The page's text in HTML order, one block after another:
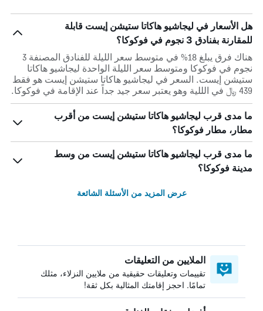
هل الأسعار في ليجاشيو هاكاتا ستيشن إيست قابلة
للمقارنة بفنادق 3 نجوم في فوكوكا؟
هناك فرق يبلغ 18% في متوسط ​​سعر الليلة للفنادق المصنفة 3
نجوم في فوكوكا ومتوسط ​​سعر الليلة الواحدة ليجاشيو هاكاتا
ستيشن إيست. السعر في ليجاشيو هاكاتا ستيشن إيست هو فقط
439 ﷼ في الللية وهو يعتبر سعر جيد جداً عند الإقامة في فوكوكا.
ما مدى قرب ليجاشيو هاكاتا ستيشن إيست من أقرب
مطار، مطار فوكوكا؟
ما مدى قرب ليجاشيو هاكاتا ستيشن إيست من وسط
مدينة فوكوكا؟
عرض المزيد من الأسئلة الشائعة
الملايين من التعليقات
تقييمات وتعليقات حقيقية من ملايين النزلاء، مثلك
تمامًا. احجز إقامتك المثالية بكل ثقة!